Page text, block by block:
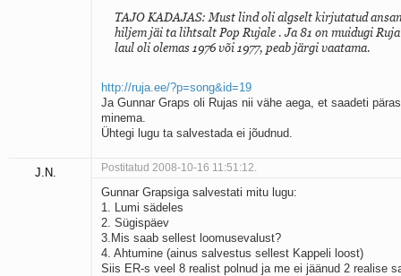
TAJO KADAJAS: Must lind oli algselt kirjutatud
hiljem jäi ta lihtsalt Pop Rujale . Ja 81 on muidugi
laul oli olemas 1976 või 1977, peab järgi vaatama.
http://ruja.ee/?p=song&id=19
Ja Gunnar Graps oli Rujas nii vähe aega, et saadeti
minema.
Ühtegi lugu ta salvestada ei jõudnud.
J.N. Postitatud 2008-10-16 11:51:12.
Gunnar Grapsiga salvestati mitu lugu:
1. Lumi sädeles
2. Sügispäev
3.Mis saab sellest loomusevalust?
4. Ahtumine (ainus salvestus sellest Kappeli loost)
Siis ER-s veel 8 realist polnud ja me ei jäänud 2 realise